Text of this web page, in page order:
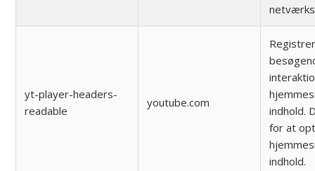
yt-player-headers-
readable
youtube.com
indhold.
for at
indhold.